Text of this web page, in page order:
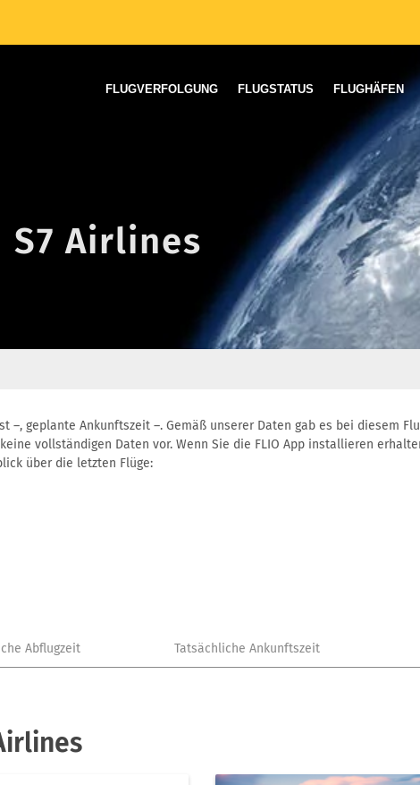
FLUGVERFOLGUNG FLUGSTATUS FLUGHÄFEN
S7 Airlines
–, geplante Ankunftszeit –. Gemäß unserer Daten gab es bei diesem
vollständigen Daten vor. Wenn Sie die FLIO App installieren
über die letzten Flüge:
Abflugzeit Tatsächliche Ankunftszeit